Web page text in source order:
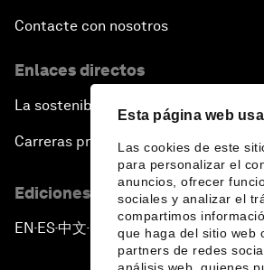
Esta página web
Las cookies de este
para personalizar el
anuncios, ofrecer
sociales y analizar el
compartimos
que haga del sitio web
partners de redes
Contacte con nosotros
Enlaces directos
La sostenibilidad en el Foro
Carreras profesionales
Ediciones en otros idiomas
EN ▪ES▪中文▪ 日本語